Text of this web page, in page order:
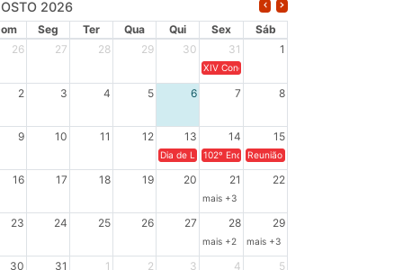
2026
Seg Ter Qua Qui Sex
Sáb
26
27 28 29 30 31 1
XIV Congresso Brasileiro de
2 3 4 5 6 7 8
9 10 11 12 13 14 15
Dia de Luta em Defesa de Cuba e da Soberania dos
102º Encontro da Regional Leste, “Em terra
Reunião GTPE.
16 17 18 19 20 21 22
mais +3
23 24 25 26 27 28 29
mais +2 mais +3
30 31 1 2 3 4 5